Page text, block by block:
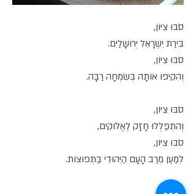
סֹבּוּ צִיּוֹן,
בִּירַת יִשְׂרָאֵל יְרוּשָׁלַיִם.
סֹבּוּ צִיּוֹן,
וְהִקִּיפוּ אוֹתָהּ בְּשִׂמְחָה רַבָּה.
סֹבּוּ צִיּוֹן,
וְהִתְפַּלְּלוּ חָזָק לֶאֱלֹוקִים,
סֹבּוּ צִיּוֹן,
לְמַעַן מֵרַב הָעָם הַיְּהוּדִי בַּתְּפוּצוֹת.